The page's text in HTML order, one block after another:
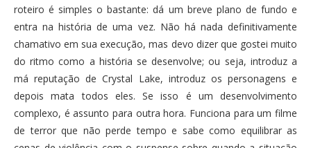
roteiro é simples o bastante: dá um breve plano de fundo e
entra na história de uma vez. Não há nada definitivamente
chamativo em sua execução, mas devo dizer que gostei muito
do ritmo como a história se desenvolve; ou seja, introduz a
má reputação de Crystal Lake, introduz os personagens e
depois mata todos eles. Se isso é um desenvolvimento
complexo, é assunto para outra hora. Funciona para um filme
de terror que não perde tempo e sabe como equilibrar as